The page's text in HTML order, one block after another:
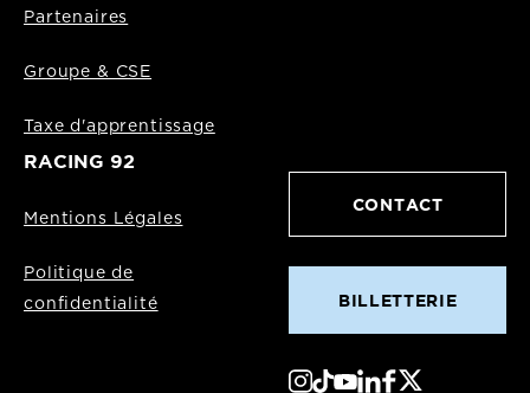
Partenaires
Groupe & CSE
Taxe d'apprentissage
RACING 92
Mentions Légales
Politique de
confidentialité
CONTACT
BILLETTERIE